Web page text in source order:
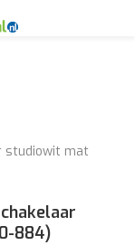
studiowit mat
884)